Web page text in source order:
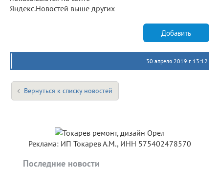
Яндекс.Новостей выше других
Добавить
30 апреля 2019 г. 13:12
Вернуться к списку новостей
Реклама: ИП Токарев А.М., ИНН 575402478570
Последние новости